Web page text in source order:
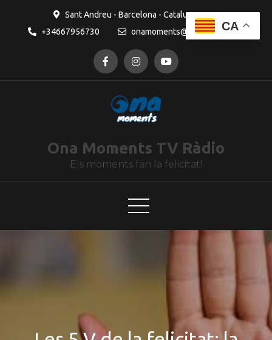
Sant Andreu - Barcelona - Catalunya
+34667956730
onamoments@gmail.com
Ona Moments TV Ràdio
Els moments fan la felicitat!
CA